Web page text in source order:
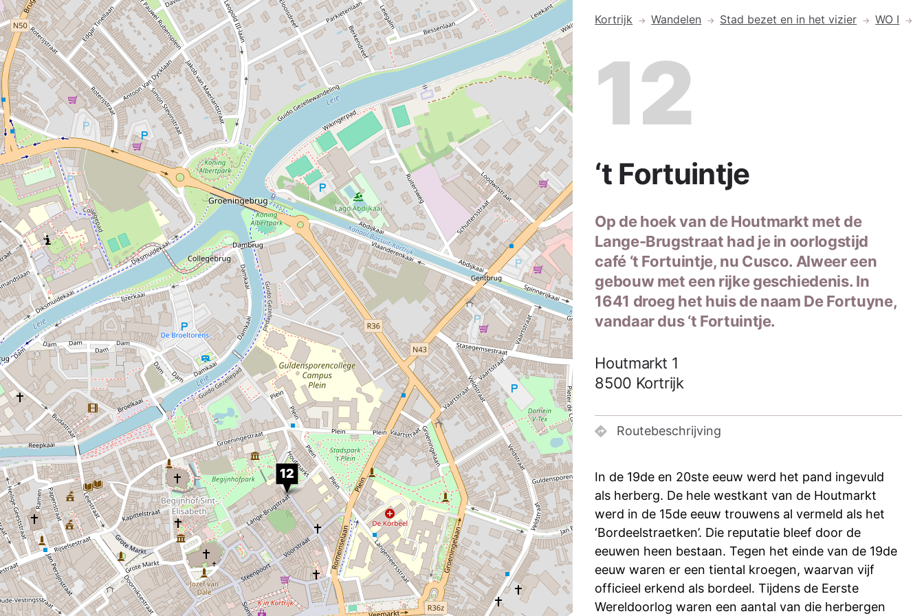
Kortrijk Wandelen Stad bezet en in het vizier WO I
‘t Fortuintje
Op de hoek van de Houtmarkt met de
Lange-Brugstraat had je in oorlogstijd
café ‘t Fortuintje, nu Cusco. Alweer een
gebouw met een rijke geschiedenis. In
1641 droeg het huis de naam De Fortuyne,
vandaar dus ‘t Fortuintje.
Houtmarkt 1
8500 Kortrijk
Routebeschrijving
In de 19de en 20ste eeuw werd het pand ingevuld
als herberg. De hele westkant van de Houtmarkt
werd in de 15de eeuw trouwens al vermeld als het
‘Bordeelstraetken’. Die reputatie bleef door de
eeuwen heen bestaan. Tegen het einde van de 19de
eeuw waren er een tiental kroegen, waarvan vijf
officieel erkend als bordeel. Tijdens de Eerste
Wereldoorlog waren een aantal van die herbergen